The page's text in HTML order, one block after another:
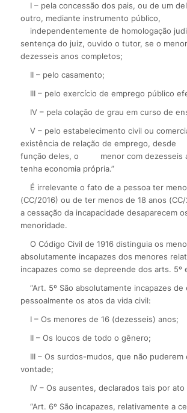
I – pela concessão dos pais, ou de um
outro, mediante instrumento público,
independentemente de homologação
sentença do juiz, ouvido o tutor, se o menor
dezesseis anos completos;
II – pelo casamento;
III – pelo exercício de emprego público
IV – pela colação de grau em curso de
V – pelo estabelecimento civil ou
existência de relação de emprego, desde
função deles, o
menor com dezesseis
tenha economia própria.”
É irrelevante o fato de a pessoa ter
(CC/2016) ou de ter menos de 18 anos
a cessação da incapacidade desaparecem
menoridade.
O Código Civil de 1916 distinguia os
absolutamente incapazes dos menores
incapazes como se depreende dos arts. 5º
“Art. 5º São absolutamente incapazes de
pessoalmente os atos da vida civil:
I – Os menores de 16 (dezesseis) anos;
II – Os loucos de todo o gênero;
III – Os surdos-mudos, que não puderem
vontade;
IV – Os ausentes, declarados tais por ato
“Art. 6º São incapazes, relativamente a